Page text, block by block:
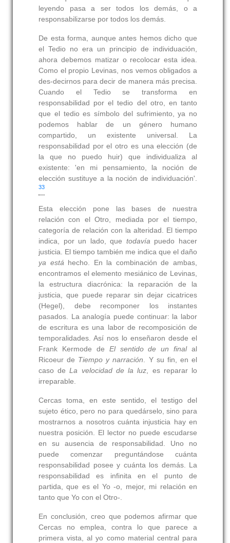
leyendo pasa a ser todos los demás, o a
responsabilizarse por todos los demás.
De esta forma, aunque antes hemos dicho que
el Tedio no era un principio de individuación,
ahora debemos matizar o recolocar esta idea.
Como el propio Levinas, nos vemos obligados a
des-decirnos para decir de manera más precisa.
Cuando el Tedio se transforma en
responsabilidad por el tedio del otro, en tanto
que el tedio es símbolo del sufrimiento, ya no
podemos hablar de un género humano
compartido, un existente universal. La
responsabilidad por el otro es una elección (de
la que no puedo huir) que individualiza al
existente: 'en mi pensamiento, la noción de
elección sustituye a la noción de individuación'.
33
Esta elección pone las bases de nuestra
relación con el Otro, mediada por el tiempo,
categoría de relación con la alteridad. El tiempo
indica, por un lado, que todavíapuedo hacer
justicia. El tiempo también me indica que el daño
ya estáhecho. En la combinación de ambas,
encontramos el elemento mesiánico de Levinas,
la estructura diacrónica: la reparación de la
justicia, que puede reparar sin dejar cicatrices
(Hegel), debe recomponer los instantes
pasados. La analogía puede continuar: la labor
de escritura es una labor de recomposición de
temporalidades. Así nos lo enseñaron desde el
Frank Kermode de El sentido de un finalal
Ricoeur de Tiempo y narración. Y su fin, en el
caso deLa velocidad de la luz, es reparar lo
irreparable.
Cercas toma, en este sentido, el testigo del
sujeto ético, pero no para quedárselo, sino para
mostrarnos a nosotros cuánta injusticia hay en
nuestra posición. El lector no puede escudarse
en su ausencia de responsabilidad. Uno no
puede comenzar preguntándose cuánta
responsabilidad posee y cuánta los demás. La
responsabilidad es infinita en el punto de
partida, que es el Yo -o, mejor, mi relación en
tanto que Yo con el Otro-.
En conclusión, creo que podemos afirmar que
Cercas no emplea, contra lo que parece a
primera vista, al yo como material central para